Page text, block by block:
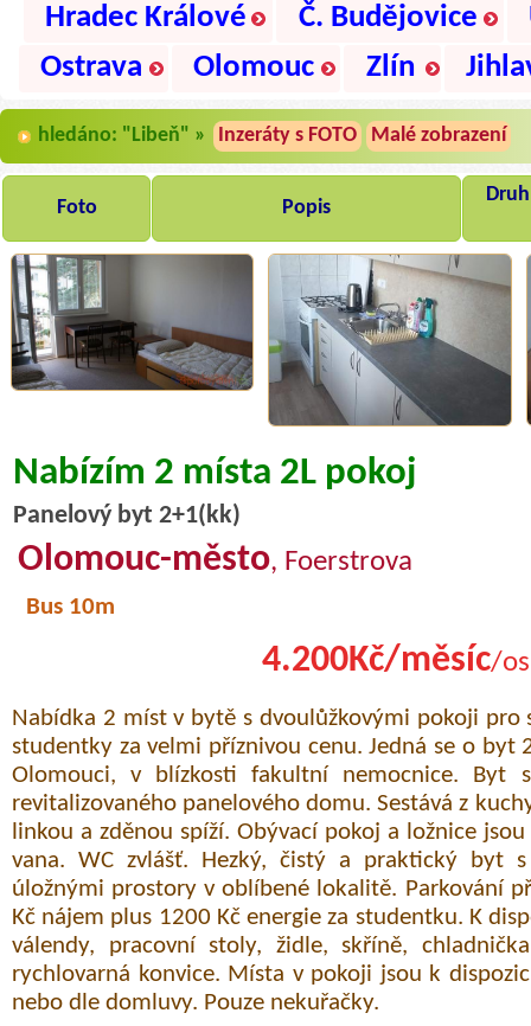
Hradec Králové
Č. Budějovice
Ostrava
Olomouc Zlín
hledáno: "Libeň" » Inzeráty s FOTO Malé zobrazení
Foto Popis
Nabízím 2 místa 2L pokoj
Panelový byt 2+1(kk)
Olomouc-město, Foerstrova
Bus 10m
4.200Kč/měsíc/
Nabídka 2 míst v bytě s dvoulůžkovými pokoji pro
studentky za velmi příznivou cenu. Jedná se o byt
Olomouci, v blízkosti fakultní nemocnice. Byt
revitalizovaného panelového domu. Sestává z
linkou a zděnou spíží. Obývací pokoj a ložnice
vana. WC zvlášť. Hezký, čistý a praktický byt
úložnými prostory v oblíbené lokalitě. Parkování
Kč nájem plus 1200 Kč energie za studentku. K
válendy, pracovní stoly, židle, skříně,
rychlovarná konvice. Místa v pokoji jsou k
nebo dle domluvy. Pouze nekuřačky.